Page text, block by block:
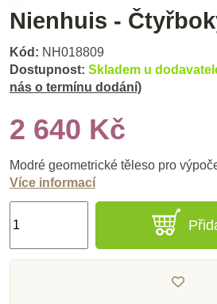
Nienhuis -
Kód: NH018809
Dostupnost: Skladem u
nás o termínu dodání)
2 640 Kč
Modré geometrické těleso pro
Více informací